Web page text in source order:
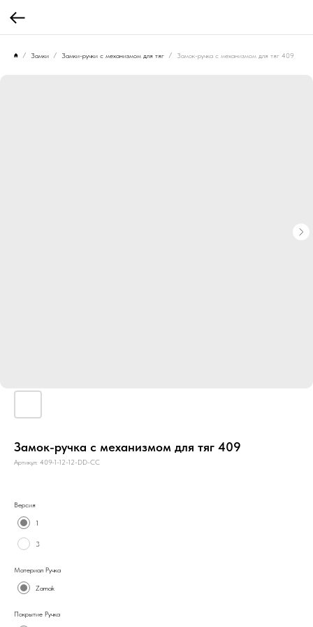
Замки Замки-ручки с механизмом для тяг Замок-ручка с механизмом для тяг 409
Замок-ручка с механизмом для тяг 409
Артикул: 409-1-12-12-DD-CC
Версия
1
3
Материал Ручка
Zamak
Покрытие Ручка